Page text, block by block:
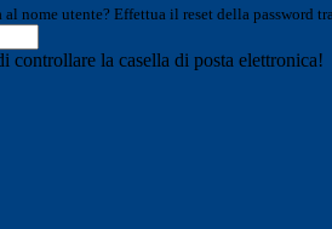
nome utente? Effettua il reset della password
controllare la casella di posta elettronica!